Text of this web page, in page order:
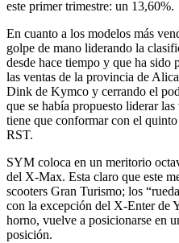
este primer trimestre: un 13,60%.
En cuanto a los modelos más
golpe de mano liderando la
desde hace tiempo y que ha sido
las ventas de la provincia de
Dink de Kymco y cerrando el
que se había propuesto liderar
tiene que conformar con el
RST.
SYM coloca en un meritorio
del X-Max. Esta claro que este
scooters Gran Turismo; los
con la excepción del X-Enter de
horno, vuelve a posicionarse en
posición.